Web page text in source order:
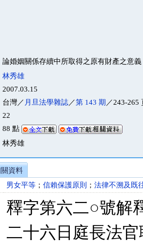
論婚姻關係存續中所取得之原有財產之意
林秀雄
2007.03.15
台灣／ 月旦法學雜誌／第 143 期 ／243-265
22
88 點
林秀雄
資料
男女平等 ； 信賴保護原則 ； 法律不溯及既
釋字第六二○號解
二十六日庭長法